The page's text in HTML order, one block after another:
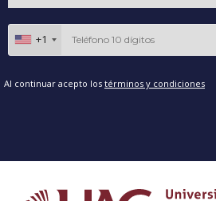
+1
Al continuar acepto los términos y condiciones